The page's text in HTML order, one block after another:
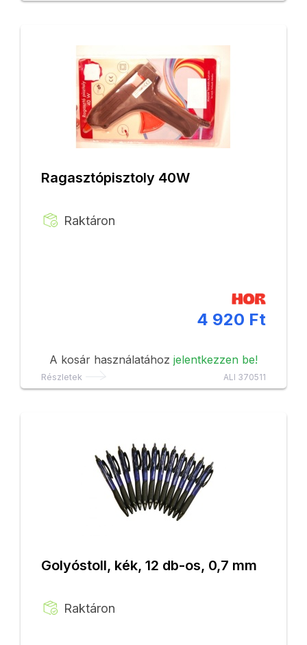
Ragasztópisztoly 40W
Raktáron
4 920 Ft
A kosár használatához jelentkezzen be!
Részletek ALI 370511
Golyóstoll, kék, 12 db-os, 0,7 mm
Raktáron